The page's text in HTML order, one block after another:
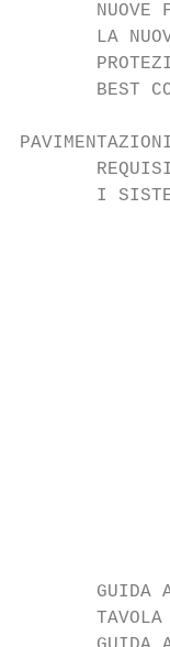
NUOVE
LA
BEST
I
GUIDA
TAVOLA